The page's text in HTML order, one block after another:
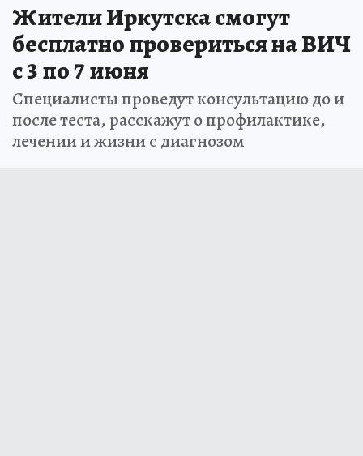
Жители Иркутска смогут
бесплатно провериться на ВИЧ
с 3 по 7 июня
Специалисты проведут консультацию до и
после теста, расскажут о профилактике,
лечении и жизни с диагнозом